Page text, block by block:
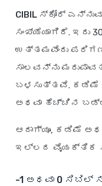
CIBIL ಸ್ಕೋರ್
ಸಂಖ್ಯೆಯಾಗಿದೆ. ಇದು
ಉತ್ತಮವೆಂದು
ಸಾಲವನ್ನು
ಬಳಸುತ್ತವೆ. ಕಡಿಮೆ
ಅಥವಾ ಹೆಚ್ಚಿನ
ಆದಾಗ್ಯೂ, ಕಡಿಮೆ
ಇಲ್ಲದ ವೈಯಕ್ತಿಕ
-1 ಅಥವಾ 0 ಸಿಬಿಲ್